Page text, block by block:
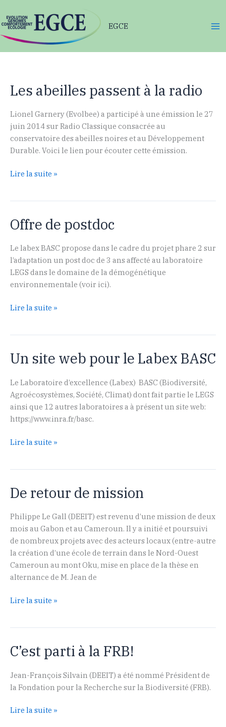
au
contenu
EGCE
Les abeilles passent à la radio
Lionel Garnery (Evolbee) a participé à une émission le 27
juin 2014 sur Radio Classique consacrée au
conservatoire des abeilles noires et au Développement
Durable. Voici le lien pour écouter cette émission.
Les
la
Lire la suite »
Offre de postdoc
Le labex BASC propose dans le cadre du projet phare 2 sur
l’adaptation un post doc de 3 ans affecté au laboratoire
LEGS dans le domaine de la démogénétique
environnementale (voir ici).
Offre
Lire la suite »
Un site web pour le Labex BASC
Le Laboratoire d’excellence (Labex) BASC (Biodiversité,
Agroécosystèmes, Société, Climat) dont fait partie le LEGS
ainsi que 12 autres laboratoires a à présent un site web:
https://www.inra.fr/basc.
Un
le
BASC
Lire la suite »
De retour de mission
Philippe Le Gall (DEEIT) est revenu d’une mission de deux
mois au Gabon et au Cameroun. Il y a initié et poursuivi
de nombreux projets avec des acteurs locaux (entre-autre
la création d’une école de terrain dans le Nord-Ouest
Cameroun au mont Oku, mise en place de la thèse en
alternance de M. Jean de
De
Lire la suite »
C’est parti à la FRB!
Jean-François Silvain (DEEIT) a été nommé Président de
la Fondation pour la Recherche sur la Biodiversité (FRB).
C’est
Lire la suite »